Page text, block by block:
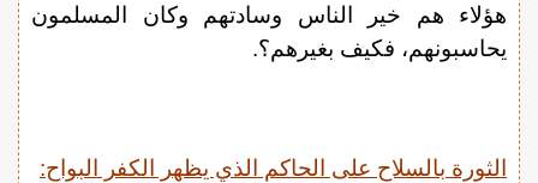
هؤلاء هم خير الناس وسادتهم وكان المسلمون
يحاسبونهم، فكيف بغيرهم؟.
الثورة بالسلاح على الحاكم الذي يظهر الكفر البواح: